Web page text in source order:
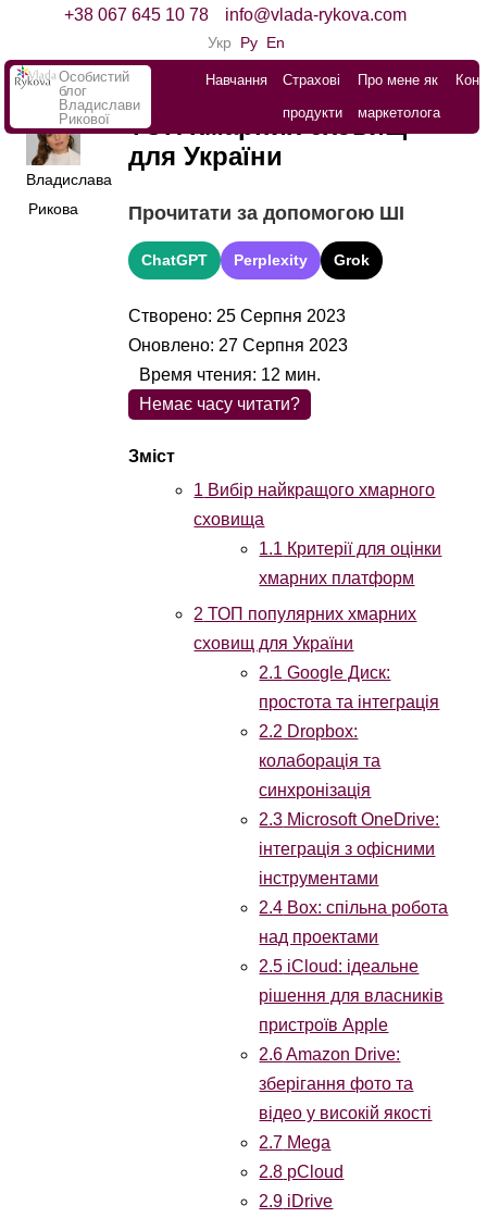
+38 067 645 10 78 info@vlada-rykova.com
Укр Ру En
Особистий
блог
Владислави
Рикової
Навчання
Страхові
продукти
Про мене як
маркетолога
Владислава
Рикова
ТОП хмарних сховищ
для України
Прочитати за допомогою ШІ
ChatGPT Perplexity Grok
Створено: 25 Серпня 2023
Оновлено: 27 Серпня 2023
Немає часу читати?
1 Вибір найкращого хмарного
сховища
1.1 Критерії для оцінки
хмарних платформ
2 ТОП популярних хмарних
сховищ для України
2.1 Google Диск:
простота та інтеграція
2.2 Dropbox:
колаборація та
синхронізація
2.3 Microsoft OneDrive:
інтеграція з офісними
інструментами
2.4 Box: спільна робота
над проектами
2.5 iCloud: ідеальне
рішення для власників
пристроїв Apple
2.6Amazon Drive:
зберігання фото та
відео у високій якості
2.7 Mega
2.8 pCloud
2.9 iDrive
Время чтения: 12 мин.